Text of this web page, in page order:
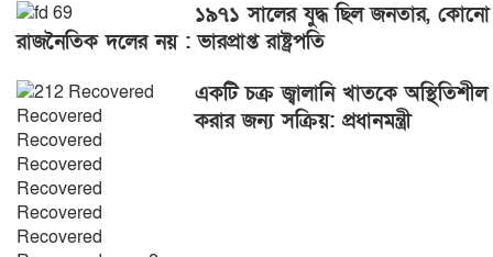
১৯৭১ সালের যুদ্ধ ছিল জনতার, কোনো
রাজনৈতিক দলের নয় : ভারপ্রাপ্ত রাষ্ট্রপতি
একটি চক্র জ্বালানি খাতকে অস্থিতিশীল
করার জন্য সক্রিয়: প্রধানমন্ত্রী